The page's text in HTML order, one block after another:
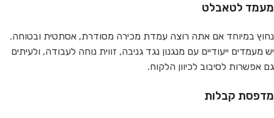
מעמד לטאבלט
נחוץ במיוחד אם אתה רוצה עמדת מכירה מסודרת, אסתטית ובטוחה.
יש מעמדים ייעודיים עם מנגנון נגד גניבה, זווית נוחה לעבודה, ולעיתים
גם אפשרות לסיבוב לכיוון הלקוח.
מדפסת קבלות